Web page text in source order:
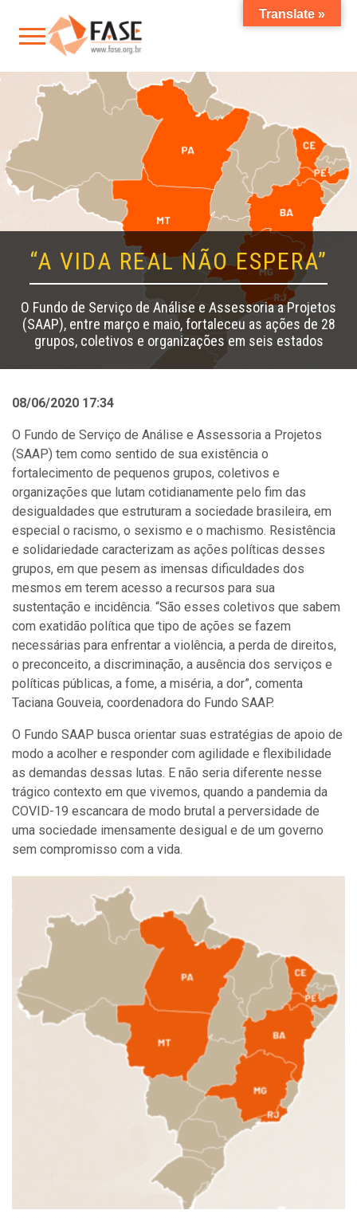
“A VIDA REAL NÃO ESPERA”
O Fundo de Serviço de Análise e Assessoria a Projetos
(SAAP), entre março e maio, fortaleceu as ações de 28
grupos, coletivos e organizações em seis estados
08/06/2020 17:34
O Fundo de Serviço de Análise e Assessoria a Projetos
(SAAP) tem como sentido de sua existência o
fortalecimento de pequenos grupos, coletivos e
organizações que lutam cotidianamente pelo fim das
desigualdades que estruturam a sociedade brasileira, em
especial o racismo, o sexismo e o machismo. Resistência
e solidariedade caracterizam as ações políticas desses
grupos, em que pesem as imensas dificuldades dos
mesmos em terem acesso a recursos para sua
sustentação e incidência. “São esses coletivos que sabem
com exatidão política que tipo de ações se fazem
necessárias para enfrentar a violência, a perda de direitos,
o preconceito, a discriminação, a ausência dos serviços e
políticas públicas, a fome, a miséria, a dor”, comenta
Taciana Gouveia, coordenadora do Fundo SAAP.
O Fundo SAAP busca orientar suas estratégias de apoio de
modo a acolher e responder com agilidade e flexibilidade
as demandas dessas lutas. E não seria diferente nesse
trágico contexto em que vivemos, quando a pandemia da
COVID-19 escancara de modo brutal a perversidade de
uma sociedade imensamente desigual e de um governo
sem compromisso com a vida.
Translate »